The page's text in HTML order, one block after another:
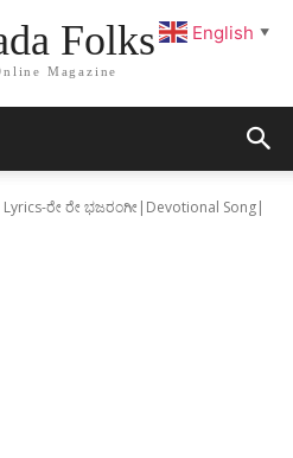
Folks
Magazine
Lyrics-ರೇ ರೇ ಭಜರಂಗೀ|Devotional Song|
English ▼